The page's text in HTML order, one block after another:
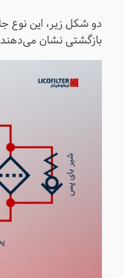
دو شکل زیر، این نوع
بازگشتی نشان